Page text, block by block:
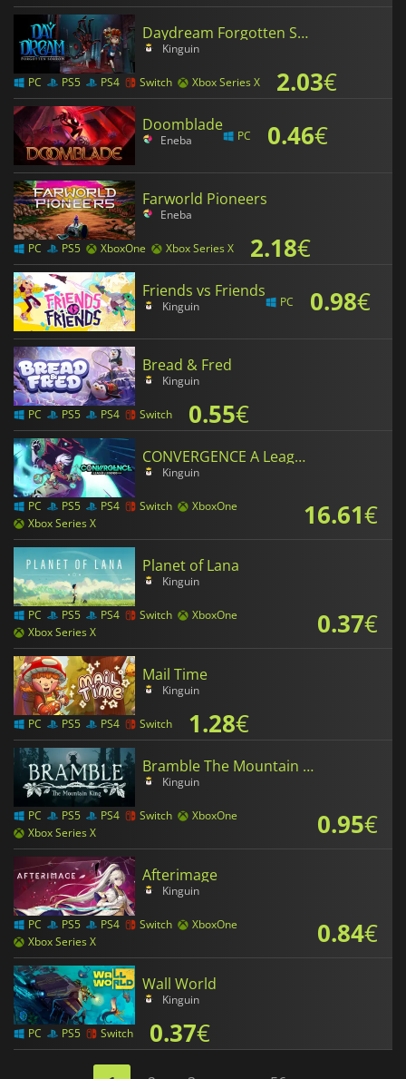
Daydream Forgotten Sorrow
Kinguin
PC PS5 PS4 Switch Xbox Series X 2.03€
Doomblade
Eneba PC 0.46€
Farworld Pioneers
Eneba
PC PS5 XboxOne Xbox Series X 2.18€
Friends vs Friends
Kinguin PC 0.98€
Bread & Fred
Kinguin
PC PS5 PS4 Switch 0.55€
CONVERGENCE A League of Legends Story
Kinguin
PC PS5 PS4 Switch
XboxOne
Xbox Series X
16.61€
Planet of Lana
Kinguin
PC PS5 PS4 Switch
XboxOne
Xbox Series X
0.37€
Mail Time
Kinguin
PC PS5 PS4 Switch 1.28€
Bramble The Mountain King
Kinguin
PC PS5 PS4 Switch
XboxOne
Xbox Series X
0.95€
Afterimage
Kinguin
PC PS5 PS4 Switch
XboxOne
Xbox Series X
0.84€
Wall World
Kinguin
PC PS5 Switch 0.37€